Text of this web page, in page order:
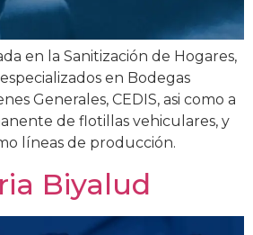
en la Sanitización de Hogares,
en Bodegas
Generales, CEDIS, asi como a
de flotillas vehiculares, y
líneas de producción.
Biyalud